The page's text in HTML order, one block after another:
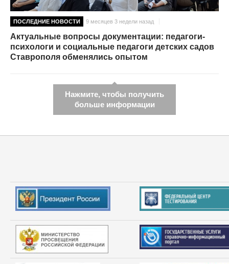
ПОСЛЕДНИЕ НОВОСТИ 9 месяцев 3 недели назад
Актуальные вопросы документации: педагоги-
психологи и социальные педагоги детских садов
Ставрополя обменялись опытом
Нажмите, чтобы получить
больше информации